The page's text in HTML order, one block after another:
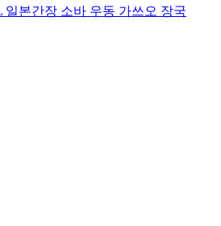
일본간장 소바 우동 가쓰오 장국